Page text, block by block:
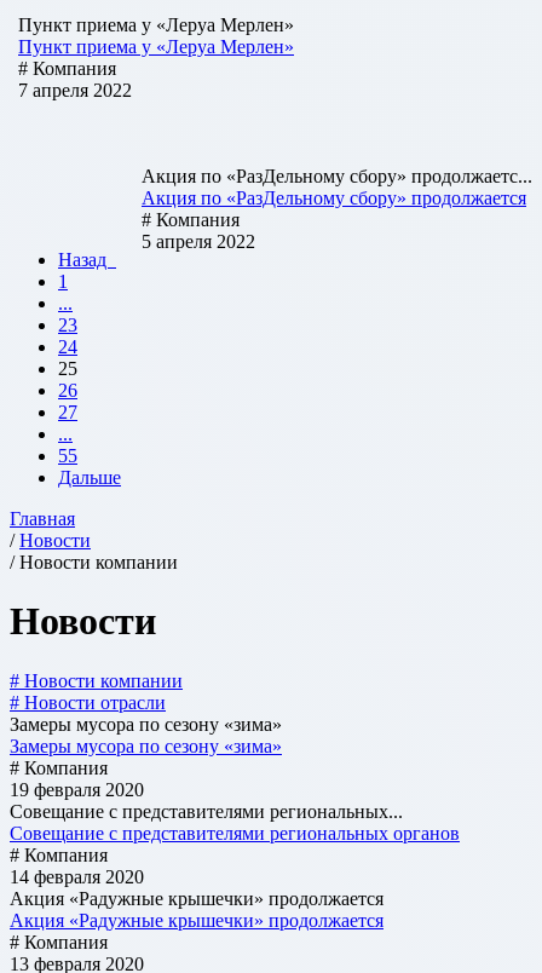
Пункт приема у «Леруа Мерлен»
Пункт приема у «Леруа Мерлен»
# Компания
7 апреля 2022
Акция по «РазДельному сбору» продолжаетс...
Акция по «РазДельному сбору» продолжается
# Компания
5 апреля 2022
Назад
1
...
23
24
25
26
27
...
55
Дальше
Главная
/Новости
/ Новости компании
Новости
# Новости компании
# Новости отрасли
Замеры мусора по сезону «зима»
Замеры мусора по сезону «зима»
# Компания
19 февраля 2020
Совещание с представителями региональных...
Совещание с представителями региональных органов
# Компания
14 февраля 2020
Акция «Радужные крышечки» продолжается
Акция «Радужные крышечки» продолжается
# Компания
13 февраля 2020